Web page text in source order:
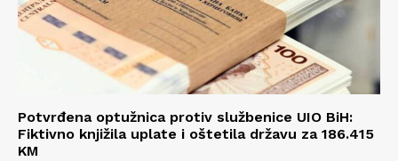
Potvrđena optužnica protiv službenice UIO BiH:
Fiktivno knjižila uplate i oštetila državu za 186.415
KM